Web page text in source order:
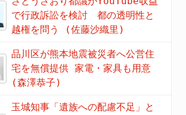
で行政訴訟を検討 都の透明性と
越権を問う (佐藤沙織里)
品川区が熊本地震被災者へ公営住
宅を無償提供 家電・家具も用意
(森澤恭子)
玉城知事「遺族への配慮不足」と